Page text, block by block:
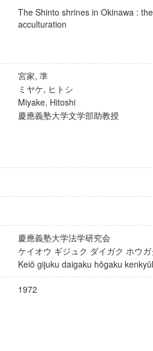
The Shinto shrines in Okinawa :
acculturation
宮家, 準
ミヤケ, ヒトシ
Miyake, Hitoshi
慶應義塾大学文学部助教授
慶應義塾大学法学研究会
ケイオウ ギジュク ダイガク ホウ
Keiō gijuku daigaku hōgaku
1972